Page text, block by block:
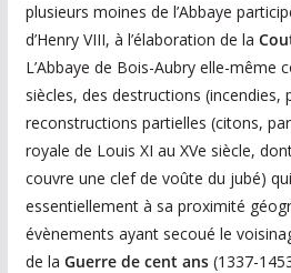
plusieurs moines de l’Abbaye
d’Henry VIII, à l’élaboration de la
L’Abbaye de Bois-Aubry elle-même
siècles, des destructions (incendies,
reconstructions partielles (citons,
royale de Louis XI au XVe siècle,
couvre une clef de voûte du jubé)
essentiellement à sa proximité
évènements ayant secoué le
de la Guerre de cent ans(1337-